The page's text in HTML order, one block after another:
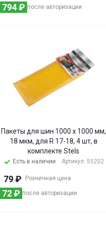
после авторизации
794₽
Пакеты для шин 1000 х 1000 мм,
18 мкм, для R 17-18, 4 шт, в
комплекте Stels
Есть в наличии Артикул: 55202
Розничная цена
79₽
после авторизации
72₽